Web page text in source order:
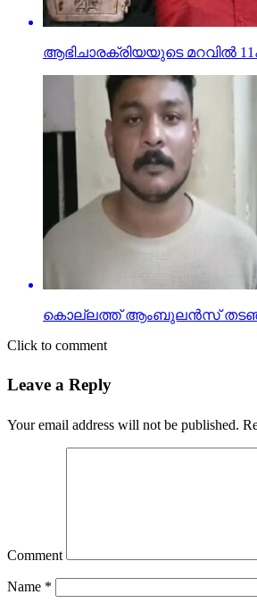
ആഭിചാരക്രിയയുടെ മറവിൽ
കൊല്ലത്ത് ആംബുലന്‍സ് തടഞ്ഞു
Click to comment
Leave a Reply
Your email address will not be published.
Comment
Name *